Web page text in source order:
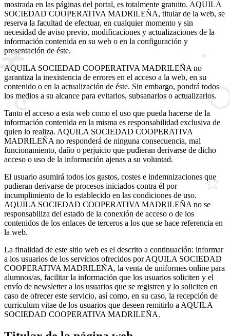
mostrada en las páginas del portal, es totalmente gratuito. AQUILA
SOCIEDAD COOPERATIVA MADRILEÑA, titular de la web, se
reserva la facultad de efectuar, en cualquier momento y sin
necesidad de aviso previo, modificaciones y actualizaciones de la
información contenida en su web o en la configuración y
presentación de éste.
AQUILA SOCIEDAD COOPERATIVA MADRILEÑA no
garantiza la inexistencia de errores en el acceso a la web, en su
contenido o en la actualización de éste. Sin embargo, pondrá todos
los medios a su alcance para evitarlos, subsanarlos o actualizarlos.
Tanto el acceso a esta web como el uso que pueda hacerse de la
información contenida en la misma es responsabilidad exclusiva de
quien lo realiza. AQUILA SOCIEDAD COOPERATIVA
MADRILEÑA no responderá de ninguna consecuencia, mal
funcionamiento, daño o perjuicio que pudieran derivarse de dicho
acceso o uso de la información ajenas a su voluntad.
El usuario asumirá todos los gastos, costes e indemnizaciones que
pudieran derivarse de procesos iniciados contra él por
incumplimiento de lo establecido en las condiciones de uso.
AQUILA SOCIEDAD COOPERATIVA MADRILEÑA no se
responsabiliza del estado de la conexión de acceso o de los
contenidos de los enlaces de terceros a los que se hace referencia en
la web.
La finalidad de este sitio web es el descrito a continuación: informar
a los usuarios de los servicios ofrecidos por AQUILA SOCIEDAD
COOPERATIVA MADRILEÑA, la venta de uniformes online para
alumnos/as, facilitar la información que los usuarios soliciten y el
envío de newsletter a los usuarios que se registren y lo soliciten en
caso de ofrecer este servicio, así como, en su caso, la recepción de
curriculum vitae de los usuarios que deseen remitirlo a AQUILA
SOCIEDAD COOPERATIVA MADRILEÑA.